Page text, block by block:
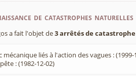
de catastrophes naturelles
a fait l'objet de3 arrêtés de
liés à l'action des vagues : (1999-
: (1982-12-02)